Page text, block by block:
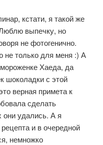
кстати, я такой же
выпечку, но
не фотогенично.
не только для меня :) А
Хаеда, да
шоколадки с этой
верная примета к
сделать
они удались. А я
и в очередной
немножко